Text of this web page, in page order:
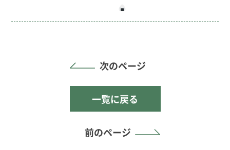
次のページ
一覧に戻る
前のページ